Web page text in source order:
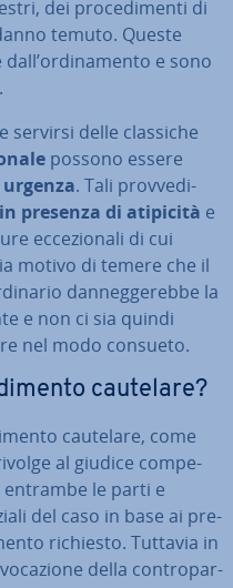
dei pro­ce­di­men­ti di
temuto. Queste
e sono
servirsi delle classiche
possono essere
. Tali prov­ve­di­
in presenza di atipicità e
ec­ce­zio­na­li di cui
motivo di temere che il
dan­neg­ge­reb­be la
e non ci sia quindi
nel modo consueto.
cautelare?
cautelare, come
al giudice com­pe­
le parti e
del caso in base ai pre­
richiesto. Tuttavia in
della con­tro­par­